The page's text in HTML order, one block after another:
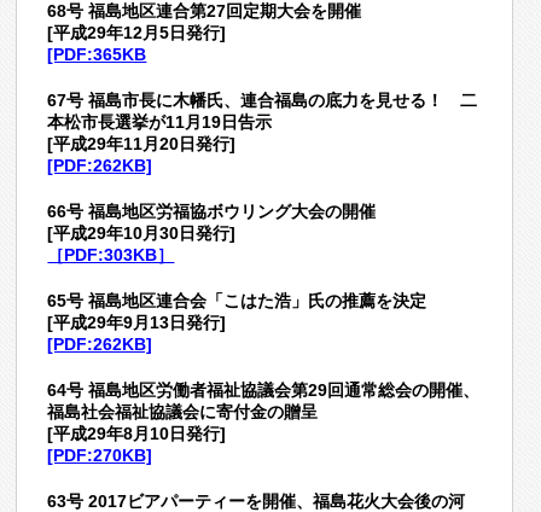
68号 福島地区連合第27回定期大会を開催
[平成29年12月5日発行]
[PDF:365KB
67号 福島市長に木幡氏、連合福島の底力を見せる！ 二
本松市長選挙が11月19日告示
[平成29年11月20日発行]
[PDF:262KB]
66号 福島地区労福協ボウリング大会の開催
[平成29年10月30日発行]
［PDF:303KB］
65号 福島地区連合会「こはた浩」氏の推薦を決定
[平成29年9月13日発行]
[PDF:262KB]
64号 福島地区労働者福祉協議会第29回通常総会の開催、
福島社会福祉協議会に寄付金の贈呈
[平成29年8月10日発行]
[PDF:270KB]
63号 2017ビアパーティーを開催、福島花火大会後の河